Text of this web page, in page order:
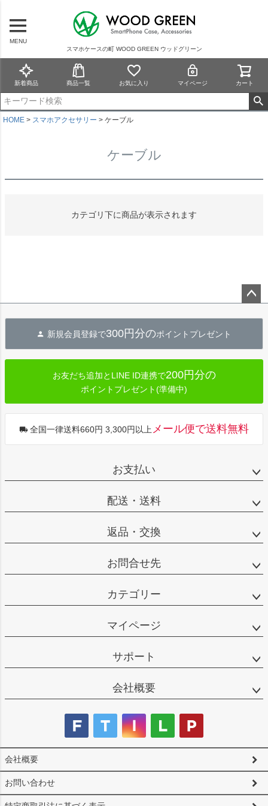
MENU
スマホケースの町 WOOD GREEN ウッドグリーン
新着商品 商品一覧 お気に入り マイページ カート
HOME スマホアクセサリー ケーブル
ケーブル
カテゴリ下に商品が表示されます
へ
新規会員登録で300円分のポイントプレゼント
お友だち追加とLINE ID連携で200円分の
ポイントプレゼント(準備中)
全国一律送料660円 3,300円以上メール便で送料無料
お支払い
配送・送料
返品・交換
お問合せ先
カテゴリー
マイページ
サポート
会社概要
会社概要
お問い合わせ